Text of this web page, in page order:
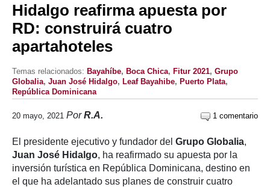
Hidalgo reafirma apuesta por
RD: construirá cuatro
apartahoteles
Temas relacionados: Bayahíbe, Boca Chica, Fitur 2021, Grupo
Globalia, Juan José Hidalgo, Leaf Bayahibe, Puerto Plata,
República Dominicana
20 mayo, 2021 PorR.A. 1 comentario
El presidente ejecutivo y fundador del Grupo Globalia,
Juan José Hidalgo, ha reafirmado su apuesta por la
inversión turística en República Dominicana, destino en
el que ha adelantado sus planes de construir cuatro